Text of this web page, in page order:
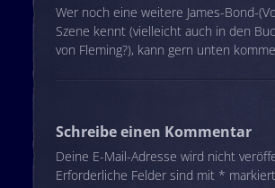
Wer noch eine weitere James-Bond-
Szene kennt (vielleicht auch in den
von Fleming?), kann gern unten
Schreibe einen Kommentar
Deine E-Mail-Adresse wird nicht
Erforderliche Felder sind mit * markiert